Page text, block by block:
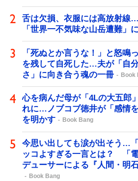
舌は欠損、衣服には高放射線
「世界一不気味な山岳遭難」
「死ぬとか言うな！」と怒鳴
を残して自死した…夫が「自
さ」に向き合う魂の一冊
Book
心を病んだ母が「4Lの大五郎
れに…ノブコブ徳井が「感情
を明かす
Book Bang
今思い出しても涙が出そう…
ッコよすぎる一言とは？ 「
デューサーによる『人間・明
Book Bang